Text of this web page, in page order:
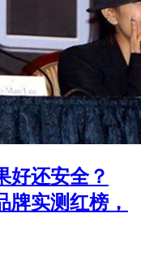
好还安全？
牌实测红榜，